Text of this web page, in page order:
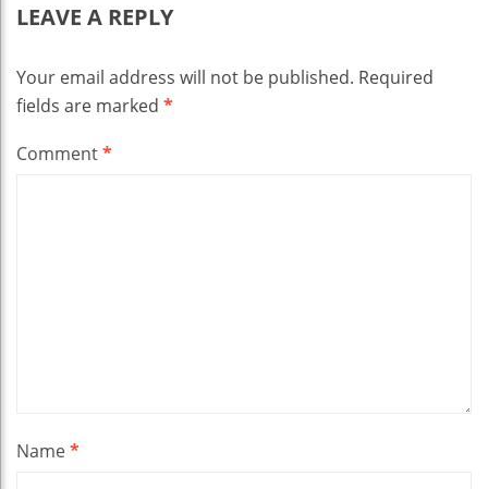
LEAVE A REPLY
Your email address will not be published. Required
fields are marked *
Comment*
Name*